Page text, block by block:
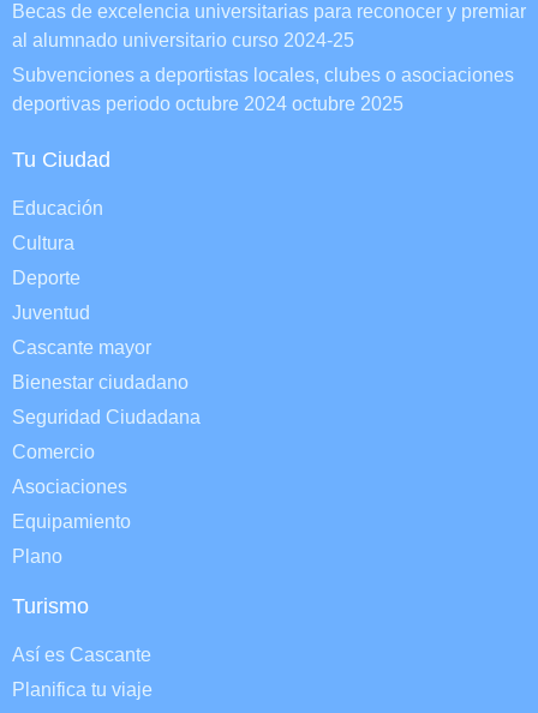
Becas de excelencia universitarias para reconocer y premiar
al alumnado universitario curso 2024-25
Subvenciones a deportistas locales, clubes o asociaciones
deportivas periodo octubre 2024 octubre 2025
Tu Ciudad
Educación
Cultura
Deporte
Juventud
Cascante mayor
Bienestar ciudadano
Seguridad Ciudadana
Comercio
Asociaciones
Equipamiento
Plano
Turismo
Así es Cascante
Planifica tu viaje